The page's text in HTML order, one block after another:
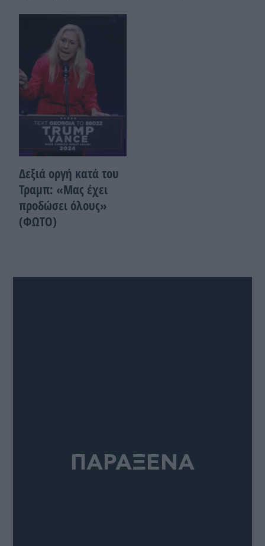
Δεξιά οργή κατά του
Τραμπ: «Μας έχει
προδώσει όλους»
(ΦΩΤΟ)
ΠΑΡΑΞΕΝΑ